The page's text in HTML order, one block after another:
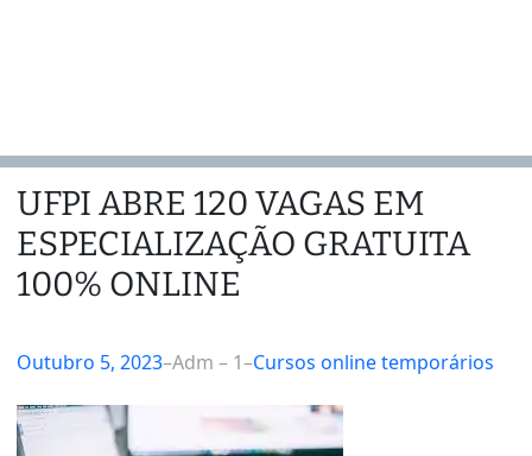
UFPI ABRE 120 VAGAS EM
ESPECIALIZAÇÃO GRATUITA
100% ONLINE
Outubro 5, 2023–Adm – 1–Cursos online temporários